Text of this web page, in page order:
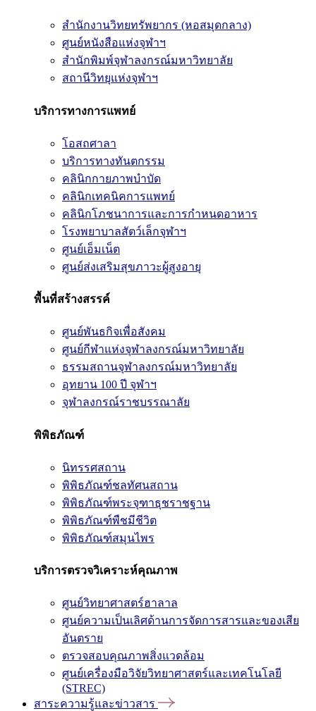
สำนักงานวิทยทรัพยากร (หอสมุดกลาง)
ศูนย์หนังสือแห่งจุฬาฯ
สำนักพิมพ์จุฬาลงกรณ์มหาวิทยาลัย
สถานีวิทยุแห่งจุฬาฯ
บริการทางการแพทย์
โอสถศาลา
บริการทางทันตกรรม
คลินิกกายภาพบำบัด
คลินิกเทคนิคการแพทย์
คลินิกโภชนาการและการกำหนดอาหาร
โรงพยาบาลสัตว์เล็กจุฬาฯ
ศูนย์เอ็มเน็ต
ศูนย์ส่งเสริมสุขภาวะผู้สูงอายุ
พื้นที่สร้างสรรค์
ศูนย์พันธกิจเพื่อสังคม
ศูนย์กีฬาแห่งจุฬาลงกรณ์มหาวิทยาลัย
ธรรมสถานจุฬาลงกรณ์มหาวิทยาลัย
อุทยาน 100 ปี จุฬาฯ
จุฬาลงกรณ์ราชบรรณาลัย
พิพิธภัณฑ์
นิทรรศสถาน
พิพิธภัณฑ์ชลทัศนสถาน
พิพิธภัณฑ์พระจุฑาธุชราชฐาน
พิพิธภัณฑ์พืชมีชีวิต
พิพิธภัณฑ์สมุนไพร
บริการตรวจวิเคราะห์คุณภาพ
ศูนย์วิทยาศาสตร์ฮาลาล
ศูนย์ความเป็นเลิศด้านการจัดการสารและของเสีย
อันตราย
ตรวจสอบคุณภาพสิ่งแวดล้อม
ศูนย์เครื่องมือวิจัยวิทยาศาสตร์และเทคโนโลยี
(STREC)
สาระความรู้และข่าวสาร